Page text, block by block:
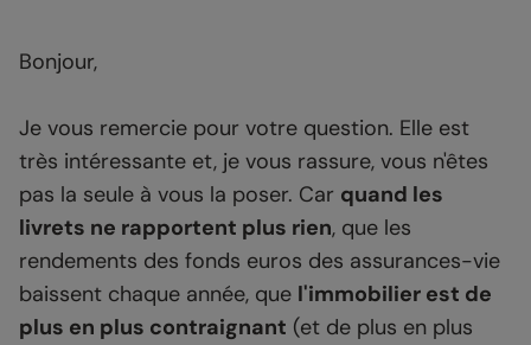
Bonjour,
Je vous remercie pour votre question. Elle est
très intéressante et, je vous rassure, vous n'êtes
pas la seule à vous la poser. Car quand les
livrets ne rapportent plus rien, que les
rendements des fonds euros des assurances-vie
baissent chaque année, que l'immobilier est de
plus en plus contraignant (et de plus en plus